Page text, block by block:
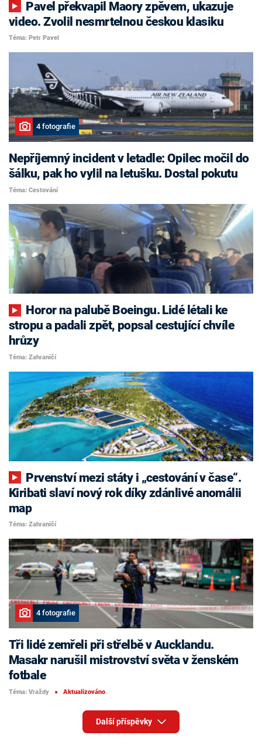
video. Zvolil nesmrtelnou českou klasiku
Téma: Petr Pavel
4 fotografie
Nepříjemný incident v letadle: Opilec močil do
šálku, pak ho vylil na letušku. Dostal pokutu
Téma: Cestování
stropu a padali zpět, popsal cestující chvíle
hrůzy
Téma: Zahraničí
Kiribati slaví nový rok díky zdánlivé anomálii
map
Téma: Zahraničí
4 fotografie
Tři lidé zemřeli při střelbě v Aucklandu.
Masakr narušil mistrovství světa v ženském
fotbale
Téma: Vraždy ■ Aktualizováno
Další příspěvky